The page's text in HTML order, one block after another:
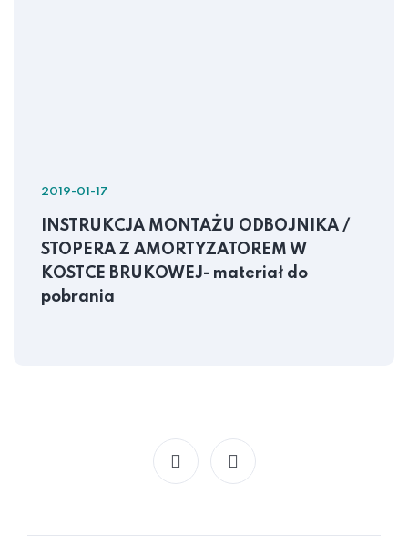
2019-01-17
INSTRUKCJA MONTAŻU ODBOJNIKA /
STOPERA Z AMORTYZATOREM W
KOSTCE BRUKOWEJ- materiał do
pobrania